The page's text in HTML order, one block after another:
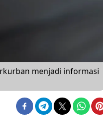
menjadi informasi